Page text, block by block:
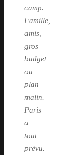
camp.
Famille,
amis,
gros
budget
ou
plan
malin.
Paris
a
tout
prévu.